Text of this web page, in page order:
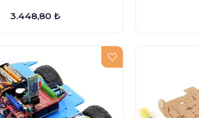
3.448,80 ₺